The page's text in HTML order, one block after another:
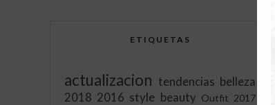
ETIQUETAS
actualizacion tendencias belleza
2018 2016 style beauty Outfit 2017